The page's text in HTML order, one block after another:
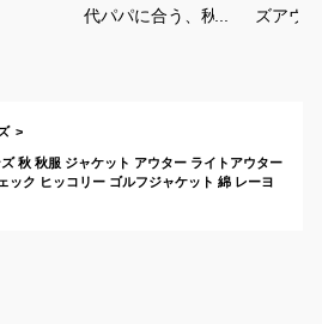
代パパに合う、秋冬
ズアウ
秋 秋服 ジャケット アウター ライトアウター
ック ヒッコリー ゴルフジャケット 綿 レーヨ